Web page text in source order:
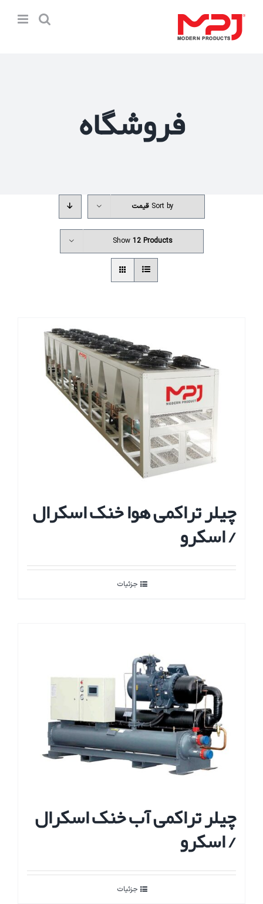
content
فروشگاه
Sort by قیمت
Show 12 Products
چیلر تراکمی هوا خنک اسکرال
/ اسکرو
جزئیات
چیلر تراکمی آب خنک اسکرال
/ اسکرو
جزئیات